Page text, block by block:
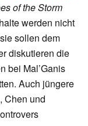
of the Storm
werden nicht
sollen dem
diskutieren die
bei Mal’Ganis
Auch jüngere
Chen und